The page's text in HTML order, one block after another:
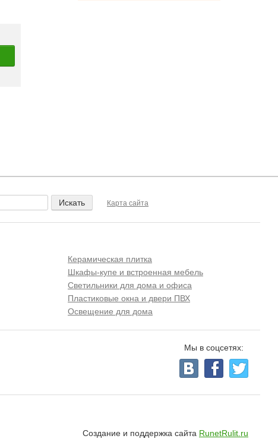
Карта сайта
Керамическая плитка
Шкафы-купе и встроенная мебель
Светильники для дома и офиса
Пластиковые окна и двери ПВХ
Освещение для дома
Мы в соцсетях:
Создание и поддержка сайта RunetRulit.ru